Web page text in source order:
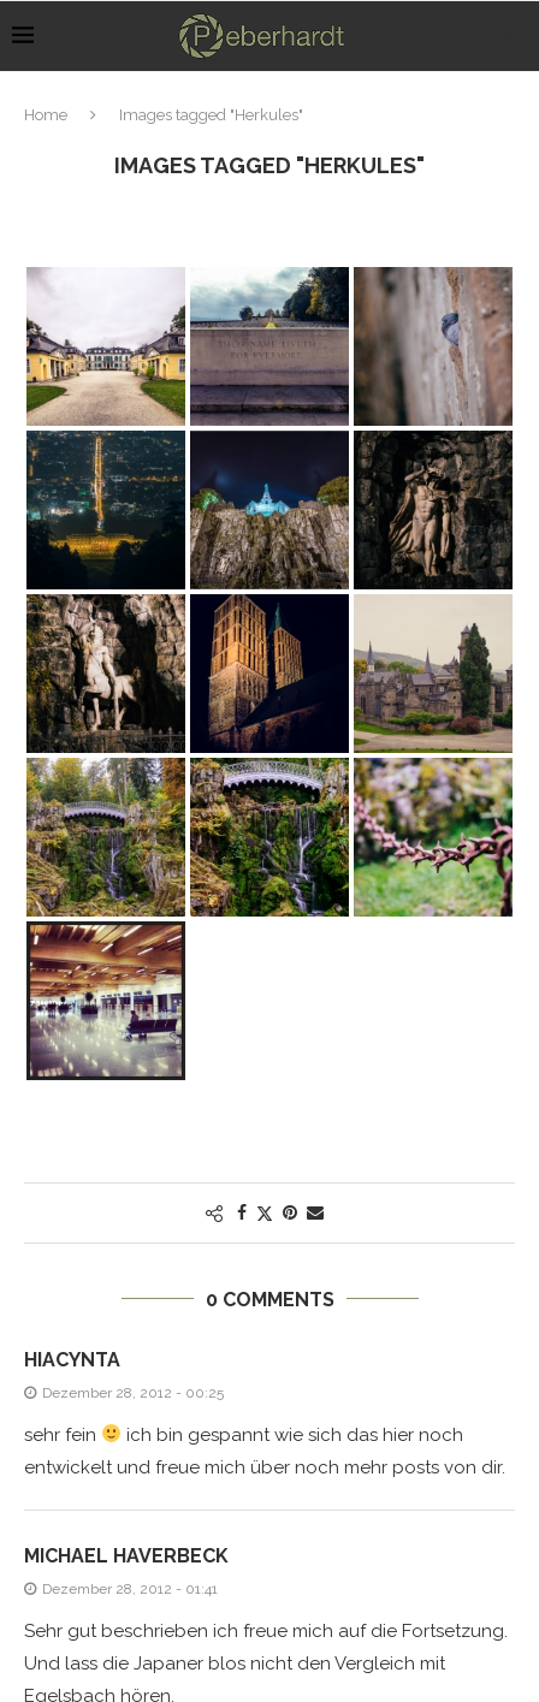
Home Images tagged "Herkules"
IMAGES TAGGED "HERKULES"
0 COMMENTS
HIACYNTA
Dezember 28, 2012 - 00:25
sehr fein
ich bin gespannt wie sich das hier noch
entwickelt und freue mich über noch mehr posts von dir.
MICHAEL HAVERBECK
Dezember 28, 2012 - 01:41
Sehr gut beschrieben ich freue mich auf die Fortsetzung.
Und lass die Japaner blos nicht den Vergleich mit
Egelsbach hören.